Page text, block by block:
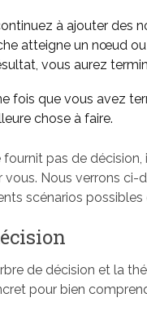
à ajouter des
atteigne un nœud
vous aurez
fois que vous avez
chose à faire.
fournit pas de
Nous verrons ci-
scénarios
de décision et la
pour bien